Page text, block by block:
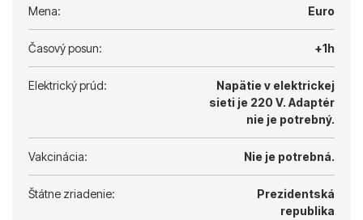
Mena: Euro
Časový posun: +1h
Elektrický prúd:
Napätie v elektrickej
sieti je 220 V. Adaptér
nie je potrebný.
Vakcinácia: Nie je potrebná.
Štátne zriadenie:
Prezidentská
republika